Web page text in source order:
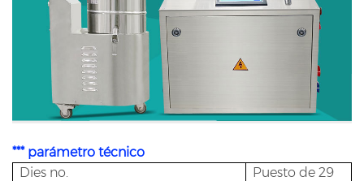
*** parámetro técnico
Dies no.
Puesto de 29